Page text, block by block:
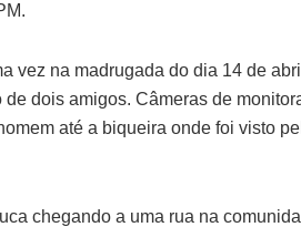
vez na madrugada do dia 14 de
dois amigos. Câmeras de
até a biqueira onde foi visto
chegando a uma rua na